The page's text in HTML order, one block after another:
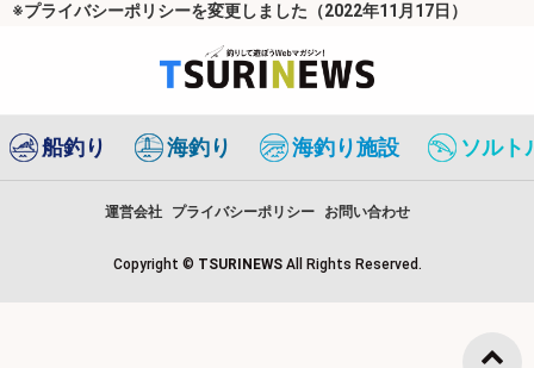
※プライバシーポリシーを変更しました（2022年11月17日）
船釣り 海釣り 海釣り施設 ソルト
運営会社 プライバシーポリシー お問い合わせ
Copyright © TSURINEWS All Rights Reserved.